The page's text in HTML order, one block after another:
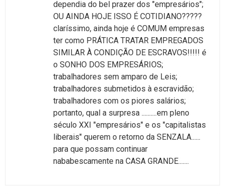
dependia do bel prazer dos "empresários";
OU AINDA HOJE ISSO É COTIDIANO?????
claríssimo, ainda hoje é COMUM empresas
ter como PRÁTICA TRATAR EMPREGADOS
SIMILAR À CONDIÇÃO DE ESCRAVOS!!!!! é
o SONHO DOS EMPRESÁRIOS;
trabalhadores sem amparo de Leis;
trabalhadores submetidos à escravidão;
trabalhadores com os piores salários;
portanto, qual a surpresa ..........em pleno
século XXI "empresários" e os "capitalistas
liberais" querem o retorno da SENZALA......
para que possam continuar
nababescamente na CASA GRANDE.......